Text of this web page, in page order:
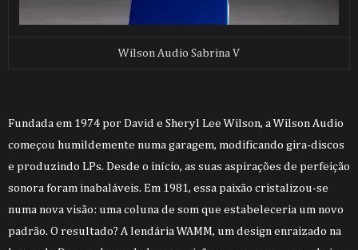
Wilson Audio Sabrina V
Fundada em 1974 por David e Sheryl Lee Wilson, a Wilson Audio
começou humildemente numa garagem, modificando gira-discos
e produzindo LPs. Desde o início, as suas aspirações de perfeição
sonora foram inabaláveis. Em 1981, essa paixão cristalizou-se
numa nova visão: uma coluna de som que estabeleceria um novo
padrão. O resultado? A lendária WAMM, um design enraizado na